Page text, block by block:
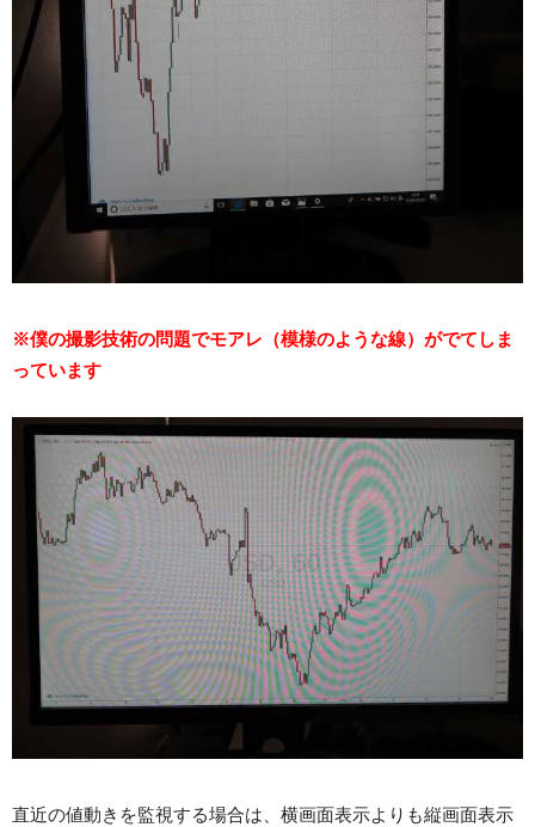
※僕の撮影技術の問題でモアレ（模様のような線）がでてしま
っています
直近の値動きを監視する場合は、横画面表示よりも縦画面表示